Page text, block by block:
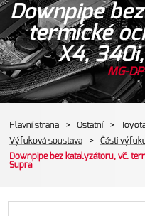
Downpipe
termícké
X4,
MG-
Hlavní strana > Ostatní >
Výfuková soustava
> Části
Downpipe bez katalyzátoru, vč.
Supra